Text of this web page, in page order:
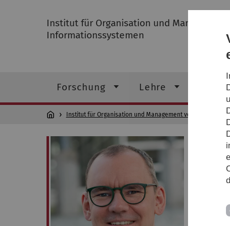
Institut für Organisation und Management
Informationssystemen
Forschung Lehre
Institut für Organisation und Management von
Über
Steffen
in
Worms